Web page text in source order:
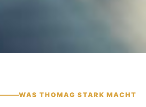
WAS THOMAG STARK MACHT